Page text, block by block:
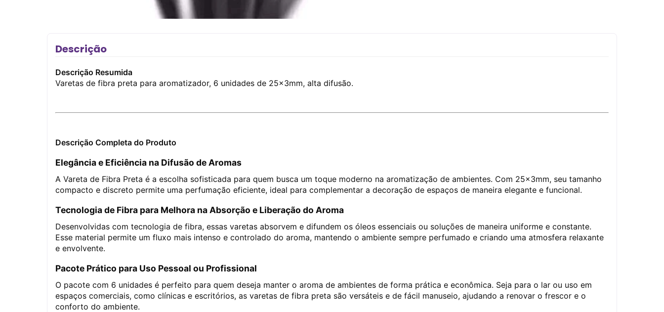
Descrição
Descrição Resumida
Varetas de fibra preta para aromatizador, 6 unidades de 25x3mm, alta difusão.
Descrição Completa do Produto
Elegância e Eficiência na Difusão de Aromas
A Vareta de Fibra Preta é a escolha sofisticada para quem busca um toque moderno na aromatização de ambientes. Com 25x3mm, seu tamanho
compacto e discreto permite uma perfumação eficiente, ideal para complementar a decoração de espaços de maneira elegante e funcional.
Tecnologia de Fibra para Melhora na Absorção e Liberação do Aroma
Desenvolvidas com tecnologia de fibra, essas varetas absorvem e difundem os óleos essenciais ou soluções de maneira uniforme e constante.
Esse material permite um fluxo mais intenso e controlado do aroma, mantendo o ambiente sempre perfumado e criando uma atmosfera relaxante
e envolvente.
Pacote Prático para Uso Pessoal ou Profissional
O pacote com 6 unidades é perfeito para quem deseja manter o aroma de ambientes de forma prática e econômica. Seja para o lar ou uso em
espaços comerciais, como clínicas e escritórios, as varetas de fibra preta são versáteis e de fácil manuseio, ajudando a renovar o frescor e o
conforto do ambiente.